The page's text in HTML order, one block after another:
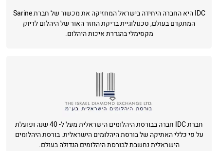
IDC היא החברה היחידה בישראל המחזיקה את מכשור של חברת Sarine
המתקדם בעולם, טכנולוגיית בדיקת החזר האור של היהלום לדיוק
מקסימלי בהגדרת איכות היהלום.
חברת IDC חברה בבורסת היהלומים הישראלית מעל ל- 40 שנה ופועלת
על פי כללי האתיקה של בורסת היהלומים הישראלית. בורסת היהלומים
הישראלית נחשבת לבורסת היהלומים הגדולה בעולם.